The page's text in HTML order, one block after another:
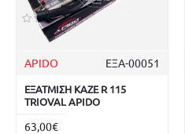
APIDO ΕΞΑ-00051
ΕΞΑΤΜΙΣΗ KAZE R 115
TRIOVAL APIDO
63,00€